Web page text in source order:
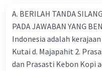
Beri Rating 0.0(0)
A. BERILAH TANDA
PADA JAWABAN YANG
Indonesia adalah
Kutai d. Majapahit 2.
dan Prasasti Kebon Kopi